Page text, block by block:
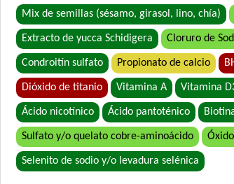
Mix de semillas (sésamo, girasol, lino, chía)
Extracto de yucca Schidigera Cloruro de
Condroitín sulfato Propionato de calcio
Dióxido de titanio Vitamina A Vitamina
Ácido nicotínico Ácido pantoténico
Sulfato y/o quelato cobre-aminoácido
Selenito de sodio y/o levadura selénica